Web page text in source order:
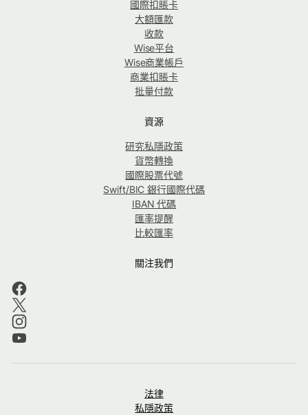
國際扣賬卡
大額匯款
收款
Wise平台
Wise商業帳戶
商業扣賬卡
批量付款
資源
研究私隱政策
貨幣轉換
國際股票代號
Swift/BIC 銀行國際代碼
IBAN 代碼
匯率提醒
比較匯率
關注我們
法律
私隱政策